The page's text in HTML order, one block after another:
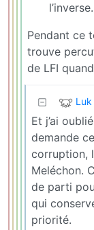
l’inverse.
Pendant ce
trouve
de LFI
Luk
Et j’ai
demande
corruption,
Meléchon.
de parti
qui
priorité.